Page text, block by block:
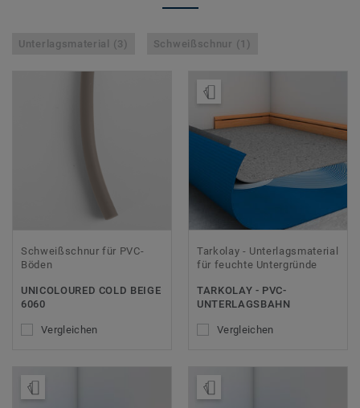
Unterlagsmaterial (3) Schweißschnur (1)
Schweißschnur für PVC-
Böden
UNICOLOURED COLD BEIGE
6060
Vergleichen
Tarkolay - Unterlagsmaterial
für feuchte Untergründe
TARKOLAY - PVC-
UNTERLAGSBAHN
Vergleichen